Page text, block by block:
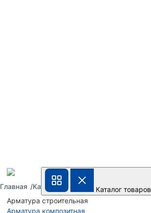
Каталог товаров
Арматура строительная
Арматура композитная
Главная Каталог
Труба
металлическая
стальная